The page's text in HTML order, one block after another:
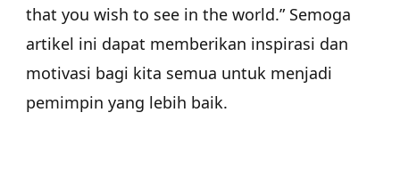
that you wish to see in the world.” Semoga
artikel ini dapat memberikan inspirasi dan
motivasi bagi kita semua untuk menjadi
pemimpin yang lebih baik.